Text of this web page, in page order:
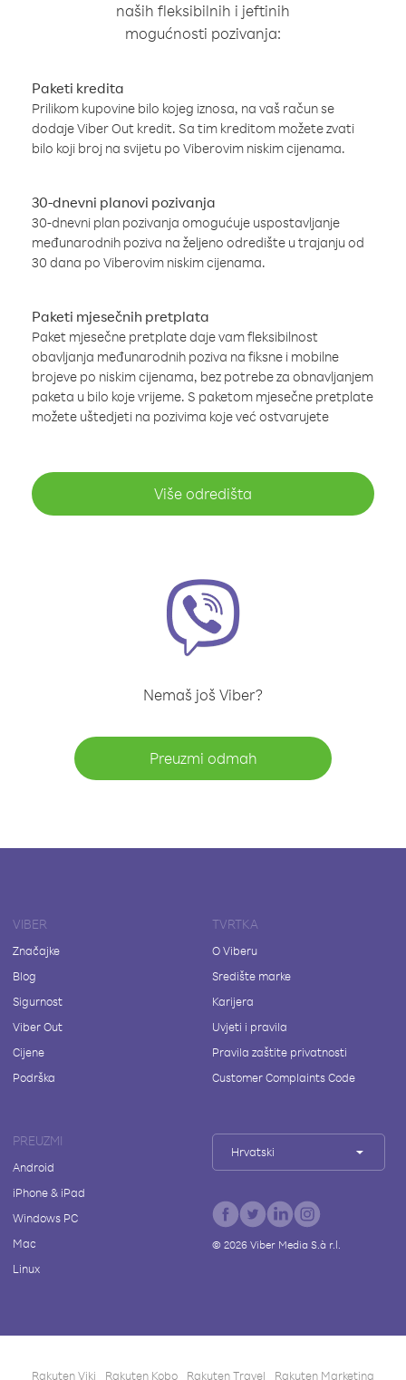
naših fleksibilnih i jeftinih
mogućnosti pozivanja:
Paketi kredita
Prilikom kupovine bilo kojeg iznosa, na vaš račun se
dodaje Viber Out kredit. Sa tim kreditom možete zvati
bilo koji broj na svijetu po Viberovim niskim cijenama.
30-dnevni planovi pozivanja
30-dnevni plan pozivanja omogućuje uspostavljanje
međunarodnih poziva na željeno odredište u trajanju od
30 dana po Viberovim niskim cijenama.
Paketi mjesečnih pretplata
Paket mjesečne pretplate daje vam fleksibilnost
obavljanja međunarodnih poziva na fiksne i mobilne
brojeve po niskim cijenama, bez potrebe za obnavljanjem
paketa u bilo koje vrijeme. S paketom mjesečne pretplate
možete uštedjeti na pozivima koje već ostvarujete
Više odredišta
Nemaš još Viber?
Preuzmi odmah
VIBER
Značajke
Blog
Sigurnost
Viber Out
Cijene
Podrška
TVRTKA
O Viberu
Središte marke
Karijera
Uvjeti i pravila
Pravila zaštite privatnosti
Customer Complaints Code
PREUZMI
Android
iPhone & iPad
Windows PC
Mac
Linux
Hrvatski
© 2026Viber Media S.à r.l.
Rakuten Viki Rakuten Kobo Rakuten Travel Rakuten Marketing